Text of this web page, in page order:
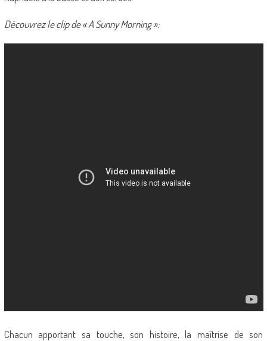
Découvrez le clip de « A Sunny Morning »:
Chacun apportant sa touche, son histoire, la maîtrise de son